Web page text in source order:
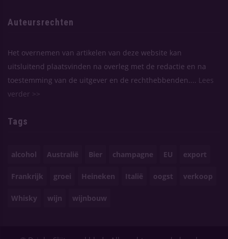
Auteursrechten
Het overnemen van artikelen van deze website kan
uitsluitend plaatsvinden na overleg met de redactie en na
toestemming van de uitgever en de rechthebbenden....
Lees
verder >>
Tags
alcohol Australië Bier champagne EU export
Frankrijk groei Heineken Italië oogst verkoop
Whisky wijn wijnbouw